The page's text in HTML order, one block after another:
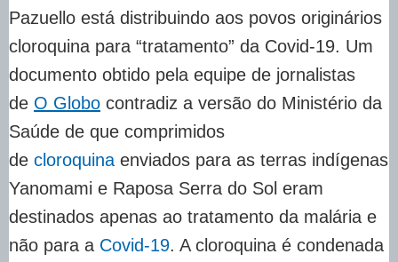
Pazuello está distribuindo aos povos originários
cloroquina para “tratamento” da Covid-19. Um
documento obtido pela equipe de jornalistas
de O Globo contradiz a versão do Ministério da
Saúde de que comprimidos
de cloroquina enviados para as terras indígenas
Yanomami e Raposa Serra do Sol eram
destinados apenas ao tratamento da malária e
não para a Covid-19. A cloroquina é condenada